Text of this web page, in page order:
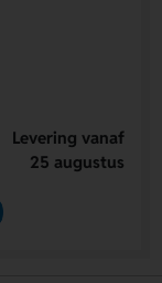
Levering vanaf
25 augustus